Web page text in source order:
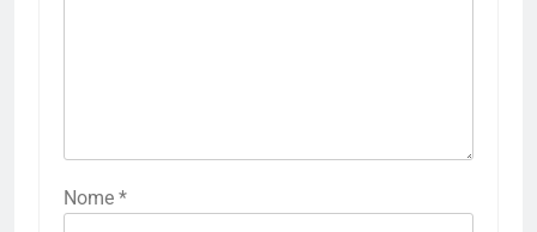
Nome *